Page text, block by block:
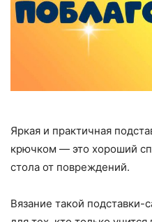
Яркая и практичная
крючком — это хороший
стола от повреждений.
Вязание такой